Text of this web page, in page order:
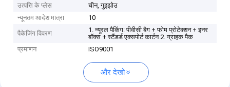
उत्पत्ति के प्लेस
चीन, गुइझोउ
न्यूनतम आदेश मात्रा
10
पैकेजिंग विवरण
1. न्यूरल पैकिंग: पीवीसी बैग + फोम प्रोटेक्शन + इनर
बॉक्स + स्टैंडर्ड एक्सपोर्ट कार्टन 2. ग्राहक पैक
प्रमाणन
ISO9001
और देखो